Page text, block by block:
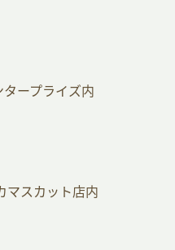
ープライズ内
マスカット店内